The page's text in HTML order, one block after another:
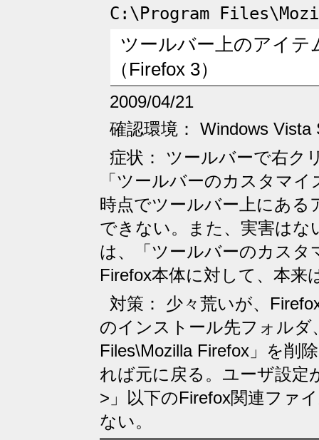
C:\Program
ツールバー上のアイテ
（Firefox 3）
2009/04/21
確認環境： Windows Vista
症状： ツールバーで右ク
「ツールバーのカスタマ
時点でツールバー上にあ
できない。また、実害は
は、「ツールバーのカス
Firefox本体に対して、本来
対策： 少々荒いが、
のインストール先フォルダ
Files\Mozilla Firefox」を削
れば元に戻る。ユーザ設定
>」以下のFirefox関連ファ
ない。